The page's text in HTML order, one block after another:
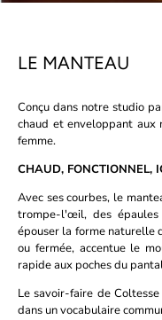
LE MANTEAU
Conçu dans notre studio
chaud et enveloppant aux
femme.
CHAUD, FONCTIONNEL,
Avec ses courbes, le
trompe-l'œil, des épaules
épouser la forme naturelle
ou fermée, accentue le
rapide aux poches du
Le savoir-faire de
dans un vocabulaire